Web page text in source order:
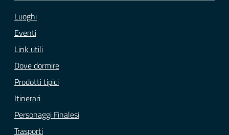
Luoghi
Eventi
Link utili
Dove dormire
Prodotti tipici
Itinerari
Personaggi Finalesi
Trasporti